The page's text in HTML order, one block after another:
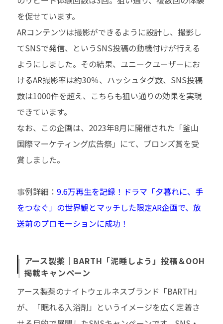
を促せています。
ARコンテンツは撮影ができるように設計し、撮影し
てSNSで発信、というSNS投稿の動機付けが行える
ようにしました。その結果、ユニークユーザーにお
けるAR撮影率は約30％、ハッシュタグ数、SNS投稿
数は1000件を超え、こちらも狙い通りの効果を実現
できています。
なお、この企画は、2023年8月に開催された「釜山
国際マーケティング広告祭」にて、ブロンズ賞を受
賞しました。
事例詳細： 9.6万再生を記録！ドラマ「夕暮れに、手
をつなぐ」の世界観とマッチした限定AR企画で、放
送前のプロモーションに成功！
アース製薬｜BARTH「泥睡しよう」投稿＆OOH
掲載キャンペーン
アース製薬のナイトウェルネスブランド「BARTH」
が、「眠れる入浴剤」というイメージを広く定着さ